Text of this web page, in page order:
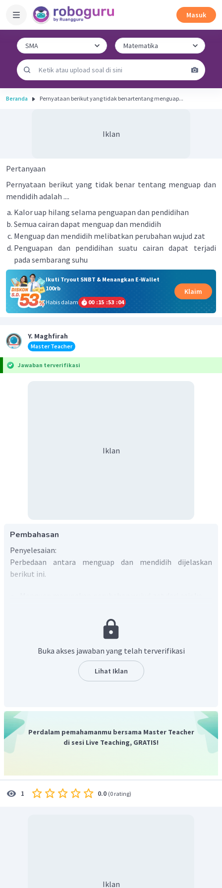
Masuk
Beranda Pernyataan berikut yang tidak benartentang menguap...
Iklan
Pertanyaan
Pernyataan berikut yang tidak benar tentang menguap dan
mendidih adalah ....
KaIor uap hiIang seIama penguapan dan pendidihan
Semua cairan dapat menguap dan mendidih
Menguap dan mendidih melibatkan perubahan wujud zat
Penguapan dan pendidihan suatu cairan dapat terjadi
pada sembarang suhu
Ikuti Tryout SNBT & Menangkan E-Wallet
100rb
Habis dalam
00 :15 :53 :04
Klaim
Y. Maghfirah
Master Teacher
Jawaban terverifikasi
Iklan
Pembahasan
Penyelesaian:
Perbedaan antara menguap dan mendidih dijelaskan
berikut ini.
Ketika menguap gelembung-gelembung uap hanya
terjadi di permukaan zat cair.
gas yang hanya bisaberlangsung pada titik
Sebagai contoh, ketika Anda menikmati teh
panas yang suhunya 80°C, Anda biasanya
Dengan demikian, pernyataan yang tidak benar adalah
penguapan dan pendidihan suatu cairan dapat terjadi
pada sembarang suhu.
Buka akses jawaban yang telah terverifikasi
Lihat Iklan
Perdalam pemahamanmu bersama Master Teacher
di sesi Live Teaching, GRATIS!
1 0.0 (0 rating)
Iklan